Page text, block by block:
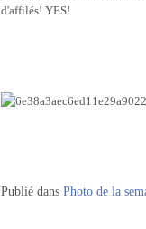
d'affilés! YES!
Publié dans Photo de la